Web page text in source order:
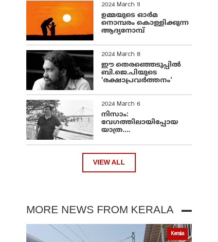
2024 March 11
ഉമ്മയുടെ ഓർമ
നൊമ്പരം കൊള്ളിക്കുന്ന
ആദ്യനോമ്പ്
2024 March 8
ഈ തെരഞ്ഞെടുപ്പില്‍
ബി.ജെ.പിയുടെ
'രക്ഷാപ്രവര്‍ത്തനം'
2024 March 6
നിസാം:
വേഗത്തിലായിപ്പോയ
യാത്ര....
VIEW ALL
MORE NEWS FROM KERALA
Kerala